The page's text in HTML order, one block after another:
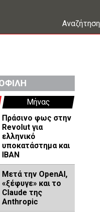
Αναζήτηση
Μήνας
Πράσινο φως στην
Revolut για
ελληνικό
υποκατάστημα και
IBAN
Μετά την OpenAI,
«ξέφυγε» και το
Claude της
Anthropic